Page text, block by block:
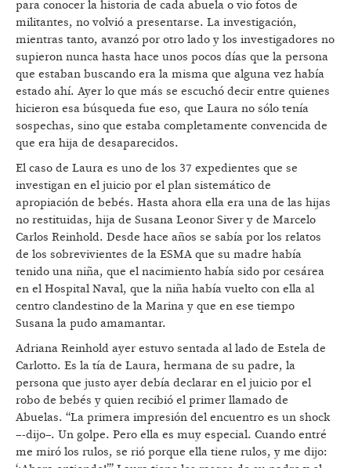
para conocer la historia de cada abuela o vio fotos de
militantes, no volvió a presentarse. La investigación,
mientras tanto, avanzó por otro lado y los investigadores no
supieron nunca hasta hace unos pocos días que la persona
que estaban buscando era la misma que alguna vez había
estado ahí. Ayer lo que más se escuchó decir entre quienes
hicieron esa búsqueda fue eso, que Laura no sólo tenía
sospechas, sino que estaba completamente convencida de
que era hija de desaparecidos.
El caso de Laura es uno de los 37 expedientes que se
investigan en el juicio por el plan sistemático de
apropiación de bebés. Hasta ahora ella era una de las hijas
no restituidas, hija de Susana Leonor Siver y de Marcelo
Carlos Reinhold. Desde hace años se sabía por los relatos
de los sobrevivientes de la ESMA que su madre había
tenido una niña, que el nacimiento había sido por cesárea
en el Hospital Naval, que la niña había vuelto con ella al
centro clandestino de la Marina y que en ese tiempo
Susana la pudo amamantar.
Adriana Reinhold ayer estuvo sentada al lado de Estela de
Carlotto. Es la tía de Laura, hermana de su padre, la
persona que justo ayer debía declarar en el juicio por el
robo de bebés y quien recibió el primer llamado de
Abuelas. “La primera impresión del encuentro es un shock
–-dijo–. Un golpe. Pero ella es muy especial. Cuando entré
me miró los rulos, se rió porque ella tiene rulos, y me dijo: